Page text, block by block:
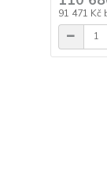
91 471 Kč